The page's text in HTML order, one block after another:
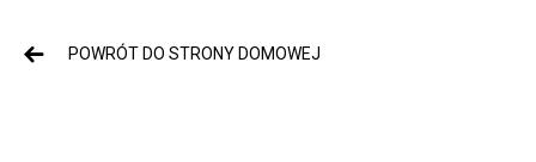
POWRÓT DO STRONY DOMOWEJ